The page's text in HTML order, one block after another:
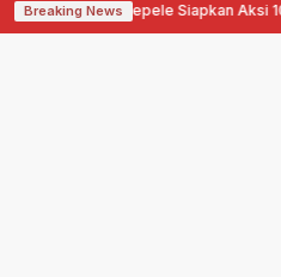
Breaking News
Pati Ora Sepele Siapkan Aksi